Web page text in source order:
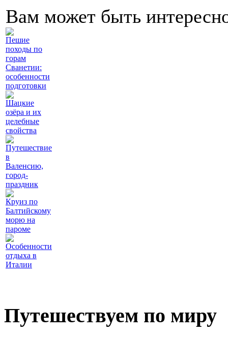
Вам может быть
Пешие
походы по
горам
Сванетии:
особенности
подготовки
Шацкие
озёра и их
целебные
свойства
Путешествие
в
Валенсию,
город-
праздник
Круиз по
Балтийскому
морю на
пароме
Особенности
отдыха в
Италии
Путешествуем по миру